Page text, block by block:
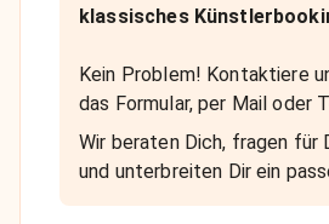
klassisches
Kein Problem! Kontaktiere
das Formular, per Mail oder
Wir beraten Dich, fragen für
und unterbreiten Dir ein